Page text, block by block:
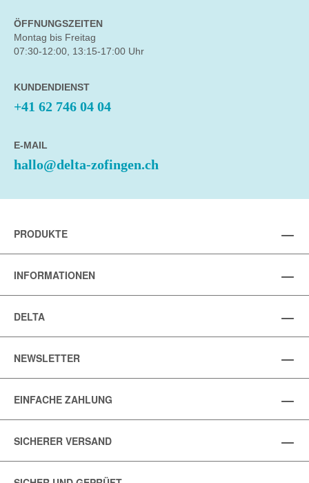
ÖFFNUNGSZEITEN
Montag bis Freitag
07:30-12:00, 13:15-17:00 Uhr
KUNDENDIENST
+41 62 746 04 04
E-MAIL
hallo@delta-zofingen.ch
PRODUKTE
INFORMATIONEN
DELTA
NEWSLETTER
EINFACHE ZAHLUNG
SICHERER VERSAND